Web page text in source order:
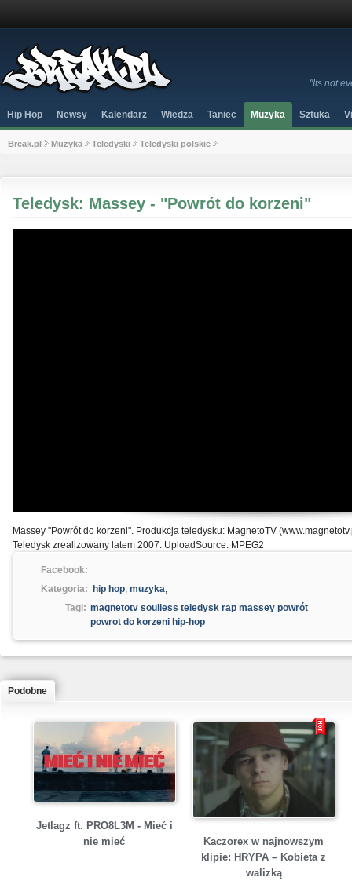
"Its not
Hip Hop Newsy Kalendarz Wiedza Taniec Muzyka Sztuka
Break.pl Muzyka Teledyski Teledyski polskie
Teledysk: Massey - "Powrót do korzeni"
Massey "Powrót do korzeni". Produkcja teledysku: MagnetoTV
Teledysk zrealizowany latem 2007. UploadSource: MPEG2
Facebook:
Kategoria:
hip hop, muzyka,
Tagi: magnetotv soulless teledysk rap massey powrót
powrot do korzeni hip-hop
Podobne
Jetlagz ft. PRO8L3M - Mieć i
nie mieć
Kaczorex w najnowszym
klipie: HRYPA – Kobieta z
walizką